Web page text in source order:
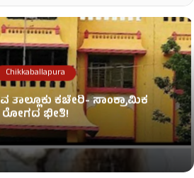
Chikkaballapura
ತಾಲ್ಲೂಕು ಕಚೇರಿ- ಸಾಂಕ್ರಾಮಿಕ
ರೋಗದ ಭೀತಿ!